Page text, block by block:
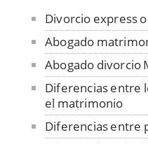
Divorcio express
Abogado
Abogado divorcio
Diferencias entre
el matrimonio
Diferencias entre